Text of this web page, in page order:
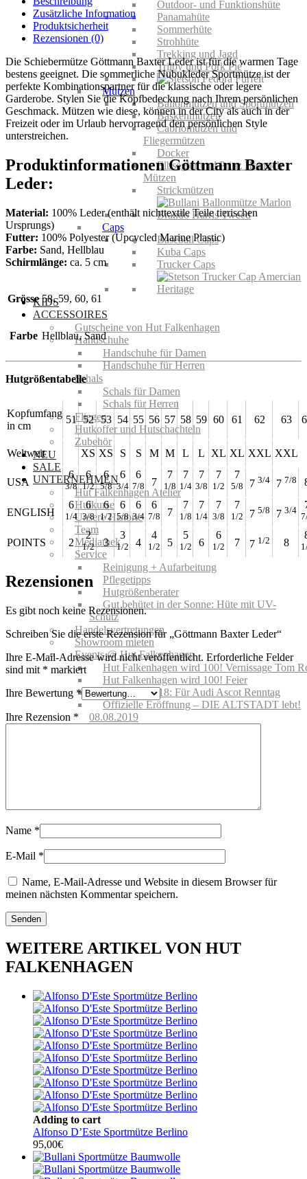
Outdoor- und Funktionshüte
Panamahüte
Sommerhüte
Strohhüte
Trekking und Jagd
Trilby und Pork Pie
Mützen
Ballonmützen und Sportmützen
Baskenmützen
Cabriomützen und
Fliegermützen
Docker
Elbsegler und Prinz Heinrich
Mützen
Strickmützen
Caps
Baseball Caps
Kuba Caps
Trucker Caps
KIDS
ACCESSOIRES
Gutscheine von Hut Falkenhagen
Handschuhe
Handschuhe für Damen
Handschuhe für Herren
Schals
Schals für Damen
Schals für Herren
Fliegen
Hutkoffer und Hutschachteln
Zubehör
NEU
SALE
UNTERNEHMEN
Hut Falkenhagen Atelier
Hutkurse
Unsere Historie
Team
Mediathek
Service
Reinigung + Aufarbeitung
Pflegetipps
Hutgrößenberater
Gut behütet in der Sonne: Hüte mit UV-
Schutz
Handelsvertretungen
Showroom mieten
Events @ Hut Falkenhagen
Hut Falkenhagen wird 100! Vernissage Tom
Hut Falkenhagen wird 100! Feier
Hutfitting 2018: Für Audi Ascot Renntag
Offizielle Eröffnung – DIE ALTSTADT lebt!
08.08.2019
Zusätzliche Information
Produktsicherheit
Rezensionen (0)
Die Schiebermütze Göttmann Baxter Leder ist für die warmen Tage
bestens geeignet. Die sommerliche Nubukleder Sportmütze ist der
perfekte Kombinationspartner für die klassische oder legere
Garderobe. Stylen Sie die Kopfbedeckung nach Ihrem persönlichen
Geschmack. Mützen wie diese, können in der City als auch in der
Freizeit oder im Urlaub hervorragend den persönlichen Style
unterstreichen.
Produktinformationen Göttmann Baxter
Leder:
Material: 100% Leder (enthält nichttextile Teile tierischen
Ursprungs)
Futter: 100% Polyester (Upcycled Marine Plastic)
Farbe: Sand, Hellblau
Schirmlänge: ca. 5 cm
Grösse 58, 59, 60, 61
Farbe Hellblau, Sand
Hutgrößentabelle
Kopfumfang
in cm
51 52 53 54 55 56 57 58 59 60 61 62 63
Weltweit XS XS S S M M L L XL XL XXL XXL
USA
6
3/8
6
1/2
6
5/8
6
3/4
6
7/8 7
7
1/8
7
1/4
7
3/8
7
1/2
7
5/8 7 3/4 7 7/8
ENGLISH
6
1/4
6
3/8
6
1/2
6
5/8
6
3/4
6
7/8 7
7
1/8
7
1/4
7
3/8
7
1/2 7 5/8 7 3/4
POINTS 2
2
1/2 3
3
1/2 4
4
1/2 5
5
1/2 6
6
1/2 7 7 1/2 8
Rezensionen
Es gibt noch keine Rezensionen.
Schreiben Sie die erste Rezension für „Göttmann Baxter Leder“
Ihre E-Mail-Adresse wird nicht veröffentlicht. Erforderliche Felder
sind mit * markiert
Ihre Bewertung *
Ihre Rezension *
Name *
E-Mail *
Name, E-Mail-Adresse und Website in diesem Browser für
meinen nächsten Kommentar speichern.
WEITERE ARTIKEL VON HUT
FALKENHAGEN
Adding to cart
Alfonso D’Este Sportmütze Berlino
95,00€